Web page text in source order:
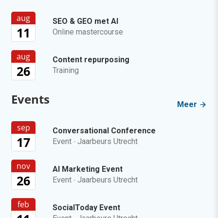
aug
11
SEO & GEO met AI
Online mastercourse
aug
26
Content repurposing
Training
Events Meer
sep
17
Conversational Conference
Event · Jaarbeurs Utrecht
nov
26
AI Marketing Event
Event · Jaarbeurs Utrecht
feb
SocialToday Event